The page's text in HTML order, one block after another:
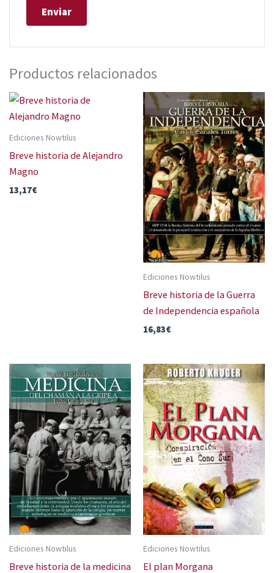
Productos relacionados
Ediciones Nowtilus
Breve historia de Alejandro
Magno
13,17€
Ediciones Nowtilus
Breve historia de la Guerra
de Independencia española
16,83€
Ediciones Nowtilus
Breve historia de la medicina
Ediciones Nowtilus
El plan Morgana